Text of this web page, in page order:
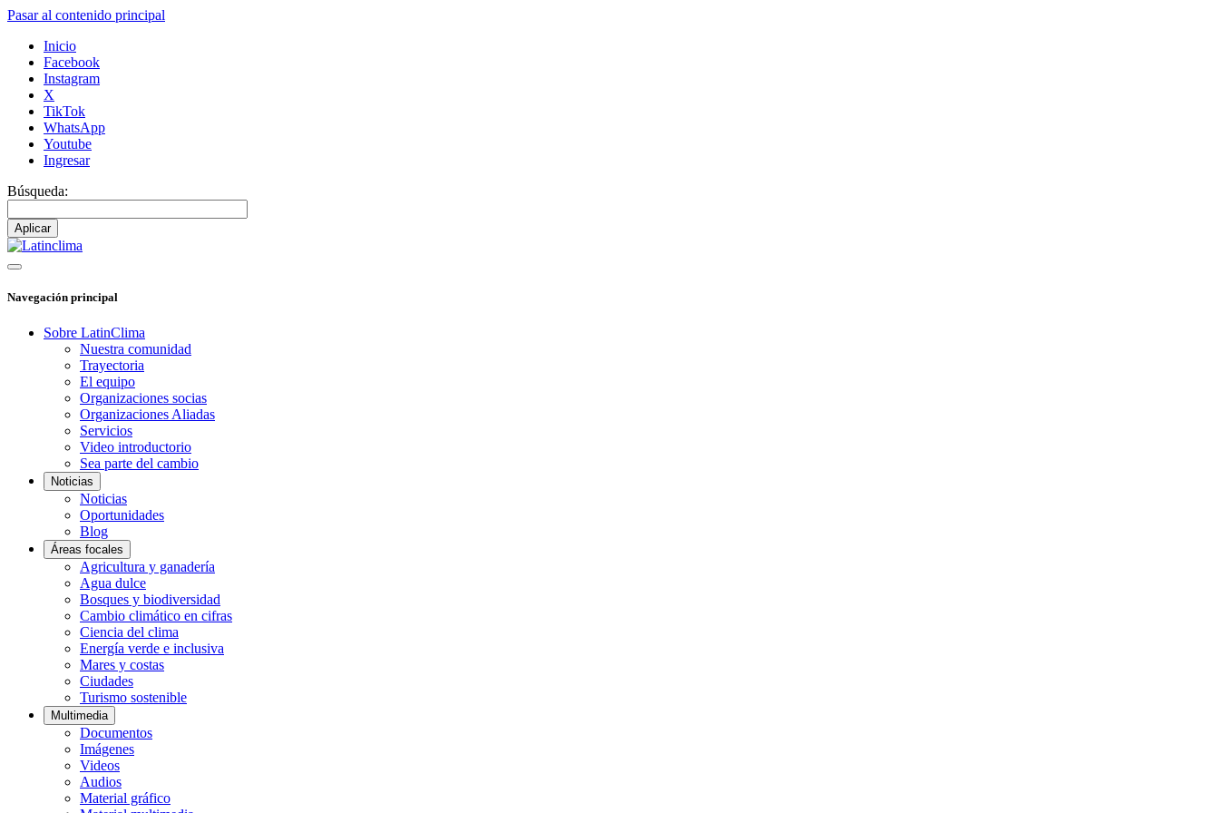
Pasar al contenido principal
Inicio
Facebook
Instagram
X
TikTok
WhatsApp
Youtube
Ingresar
Búsqueda:
Navegación principal
Sobre LatinClima
Nuestra comunidad
Trayectoria
El equipo
Organizaciones socias
Organizaciones Aliadas
Servicios
Video introductorio
Sea parte del cambio
Noticias
Noticias
Oportunidades
Blog
Áreas focales
Agricultura y ganadería
Agua dulce
Bosques y biodiversidad
Cambio climático en cifras
Ciencia del clima
Energía verde e inclusiva
Mares y costas
Ciudades
Turismo sostenible
Multimedia
Documentos
Imágenes
Videos
Audios
Material gráfico